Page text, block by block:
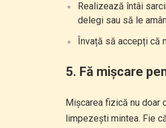
Realizează întâi
delegi sau să le
Învață să accepți că
5. Fă mișcare
Mișcarea fizică nu doar
limpezești mintea. Fie